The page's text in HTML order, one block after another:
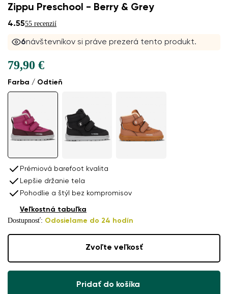
Zippu Preschool - Berry & Grey
4.5555 recenzií
6návštevníkov si práve prezerá tento produkt.
Farba / Odtieň
79,90 €
Prémiová barefoot kvalita
Lepšie držanie tela
Pohodlie a štýl bez kompromisov
Dostupnosť: Odosielame do 24 hodín
Veľkostná tabuľka
Zvoľte veľkosť
Pridať do košíka